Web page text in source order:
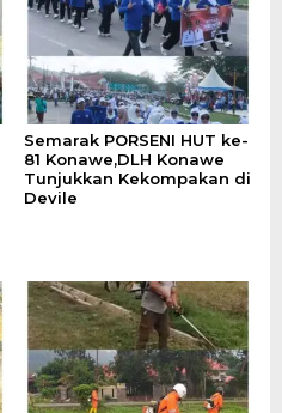
Semarak PORSENI HUT ke-
81 Konawe,DLH Konawe
Tunjukkan Kekompakan di
Devile